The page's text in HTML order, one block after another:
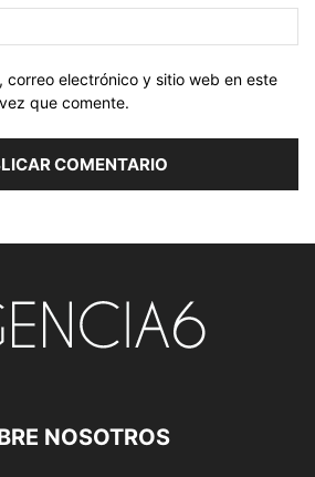
correo electrónico y sitio web en este
que comente.
NOSOTROS